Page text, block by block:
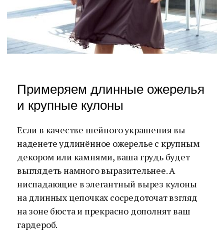
Примеряем длинные ожерелья
и крупные кулоны
Если в качестве шейного украшения вы
наденете удлинённое ожерелье с крупным
декором или камнями, ваша грудь будет
выглядеть намного выразительнее. А
ниспадающие в элегантный вырез кулоны
на длинных цепочках сосредоточат взгляд
на зоне бюста и прекрасно дополнят ваш
гардероб.